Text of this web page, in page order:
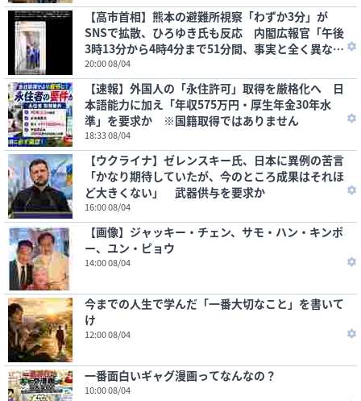
【高市首相】熊本の避難所視察「わずか3分」が
SNSで拡散、ひろゆき氏も反応 内閣広報官「午後
3時13分から4時4分まで51分間、事実と全く異な
る」
20:00 08/04
【速報】外国人の「永住許可」取得を厳格化へ 日
本語能力に加え「年収575万円・厚生年金30年水
準」を要求か ※国籍取得ではありません
18:33 08/04
【ウクライナ】ゼレンスキー氏、日本に異例の苦言
「かなり期待していたが、今のところ成果はそれほ
ど大きくない」 武器供与を要求か
16:00 08/04
【画像】ジャッキー・チェン、サモ・ハン・キンポ
ー、ユン・ピョウ
14:00 08/04
今までの人生で学んだ「一番大切なこと」を書いて
け
12:00 08/04
一番面白いギャグ漫画ってなんなの？
10:00 08/04